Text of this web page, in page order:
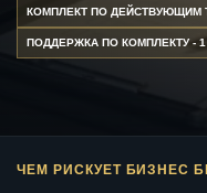
КОМПЛЕКТ ПО ДЕЙСТВУЮЩИМ
ПОДДЕРЖКА ПО КОМПЛЕКТУ -
ЧЕМ РИСКУЕТ БИЗНЕС